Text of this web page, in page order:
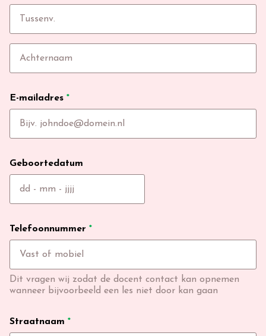
E-mailadres *
Geboortedatum
Telefoonnummer *
Dit vragen wij zodat de docent contact kan opnemen
wanneer bijvoorbeeld een les niet door kan gaan
Straatnaam *